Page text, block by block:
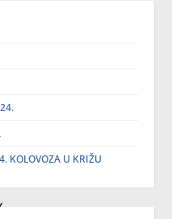
KOLOVOZA U KRIŽU